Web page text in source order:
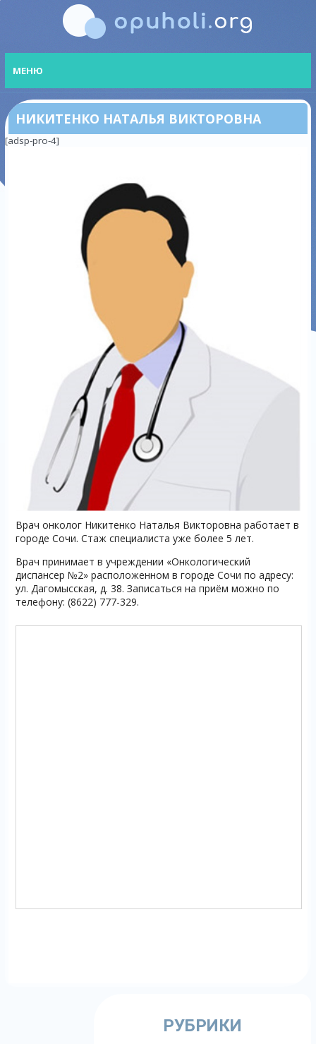
МЕНЮ
НИКИТЕНКО НАТАЛЬЯ ВИКТОРОВНА
[adsp-pro-4]
Врач онколог Никитенко Наталья Викторовна работает в
городе Сочи. Стаж специалиста уже более 5 лет.
Врач принимает в учреждении «Онкологический
диспансер №2» расположенном в городе Сочи по адресу:
ул. Дагомысская, д. 38. Записаться на приём можно по
телефону: (8622) 777-329.
РУБРИКИ